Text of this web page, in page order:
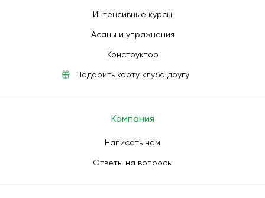
Интенсивные курсы
Асаны и упражнения
Конструктор
Подарить карту клуба другу
Компания
Написать нам
Ответы на вопросы